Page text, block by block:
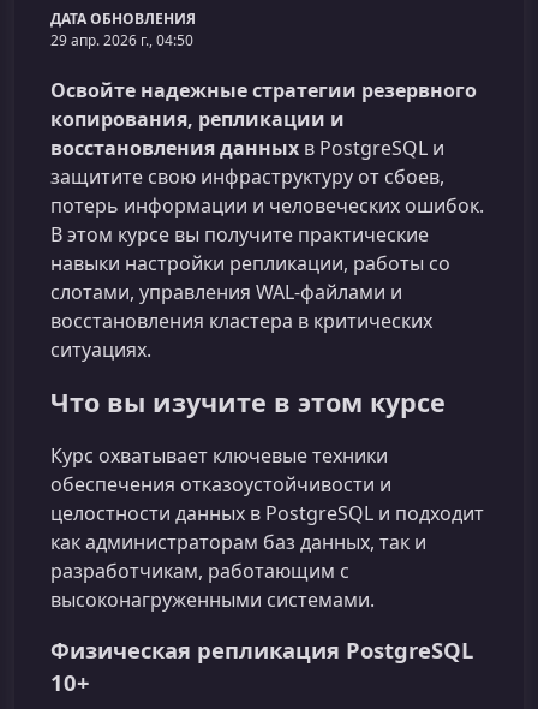
ДАТА ОБНОВЛЕНИЯ
29 апр. 2026 г., 04:50
Освойте надежные стратегии резервного
копирования, репликации и
восстановления данных в PostgreSQL и
защитите свою инфраструктуру от сбоев,
потерь информации и человеческих ошибок.
В этом курсе вы получите практические
навыки настройки репликации, работы со
слотами, управления WAL-файлами и
восстановления кластера в критических
ситуациях.
Что вы изучите в этом курсе
Курс охватывает ключевые техники
обеспечения отказоустойчивости и
целостности данных в PostgreSQL и подходит
как администраторам баз данных, так и
разработчикам, работающим с
высоконагруженными системами.
Физическая репликация PostgreSQL
10+